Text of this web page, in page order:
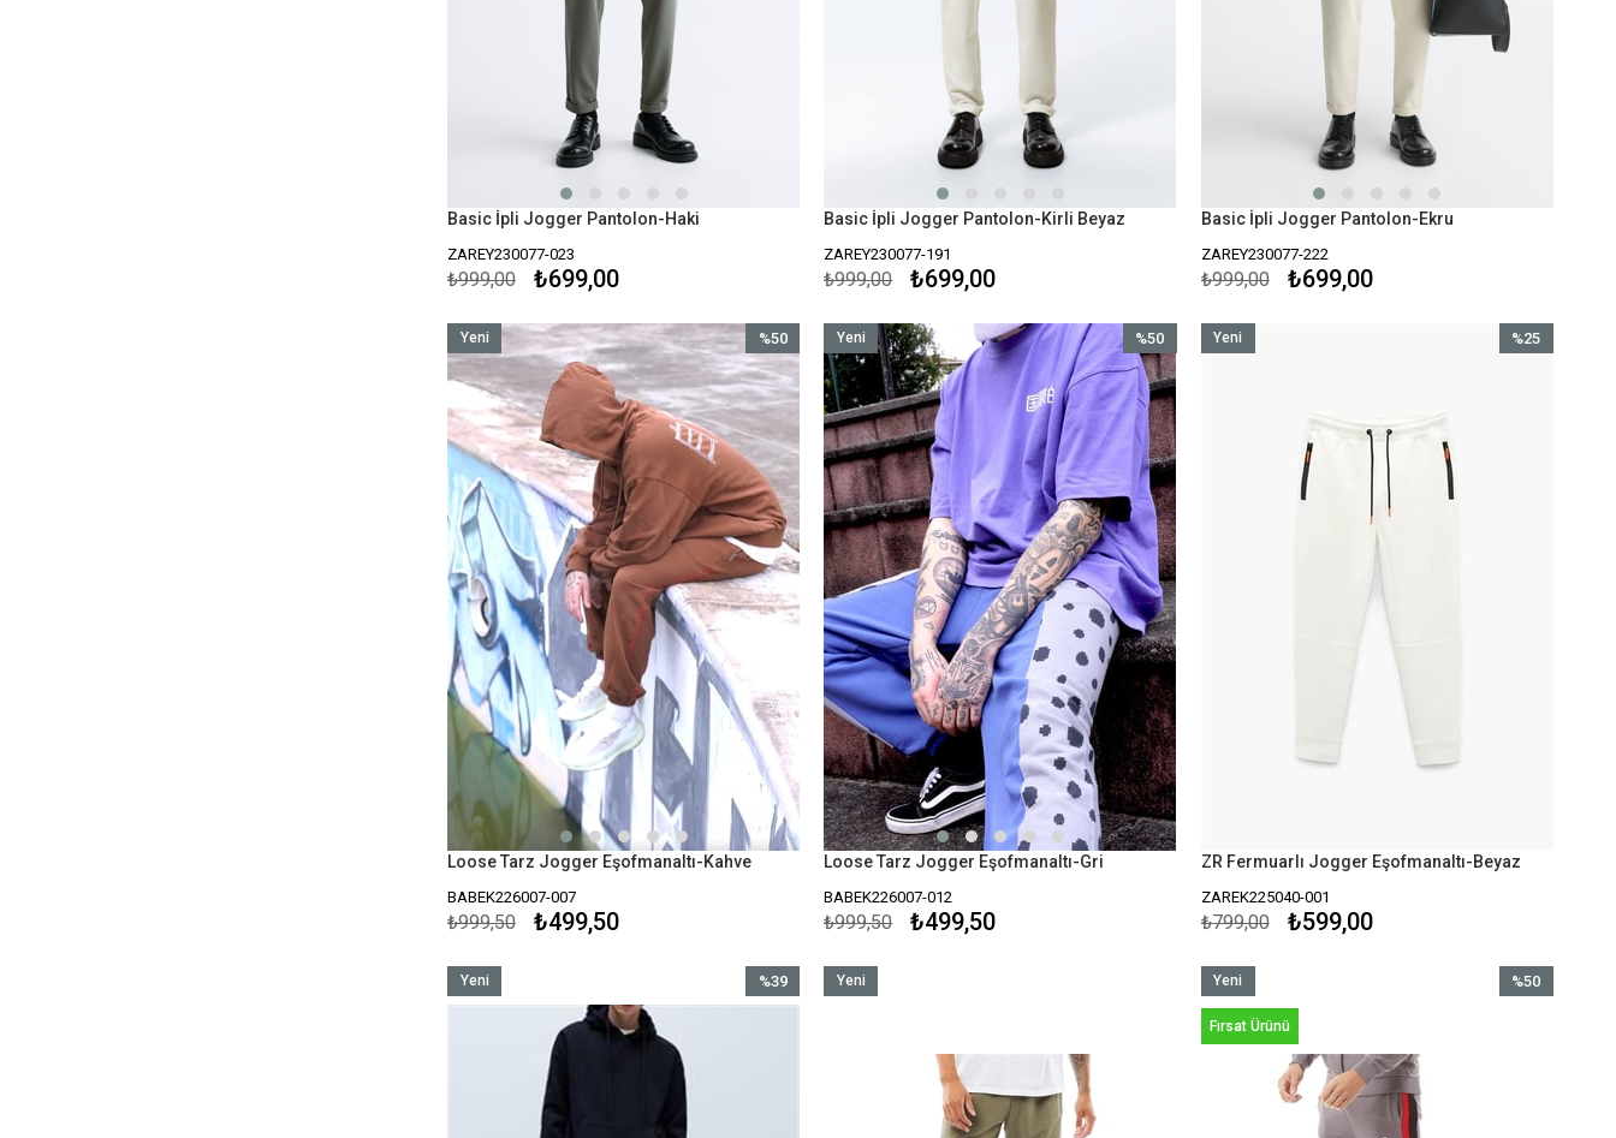
Basic İpli Jogger Pantolon-Haki
ZAREY230077-023
₺699,00
₺999,00
Basic İpli Jogger Pantolon-Kirli Beyaz
ZAREY230077-191
₺699,00
₺999,00
Basic İpli Jogger Pantolon-Ekru
ZAREY230077-222
₺699,00
₺999,00
Loose Tarz Jogger Eşofmanaltı-Kahve
BABEK226007-007
₺499,50
₺999,50
%50
İndirim
%50İndirim
Yeni
Ürün
Loose Tarz Jogger Eşofmanaltı-Gri
BABEK226007-012
₺499,50
₺999,50
%50
İndirim
%50İndirim
Yeni
Ürün
ZR Fermuarlı Jogger Eşofmanaltı-Beyaz
ZAREK225040-001
₺599,00
₺799,00
%25
Yeni
%39
Yeni
Ürün
Yeni
%50
Yeni
Ürün
Fırsat Ürünü